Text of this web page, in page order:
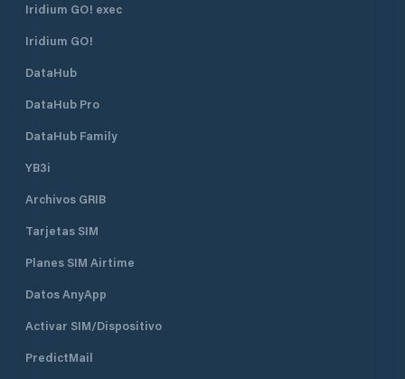
Iridium GO! exec
Iridium GO!
DataHub
DataHub Pro
DataHub Family
YB3i
Archivos GRIB
Tarjetas SIM
Planes SIM Airtime
Datos AnyApp
Activar SIM/Dispositivo
PredictMail